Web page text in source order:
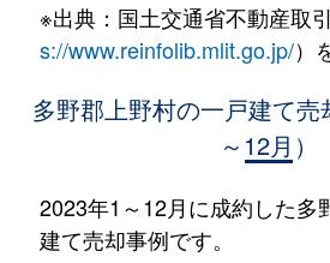
※出典：国土交通省不動産取
s://www.reinfolib.mlit.go.jp/）
多野郡上野村の一戸建て売
～12月）
2023年1～12月に成約した多
建て売却事例です。